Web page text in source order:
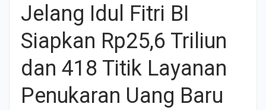
Jelang Idul Fitri BI
Siapkan Rp25,6 Triliun
dan 418 Titik Layanan
Penukaran Uang Baru